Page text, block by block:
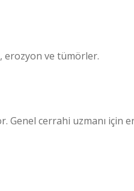
ve tümörler.
Genel cerrahi uzmanı için